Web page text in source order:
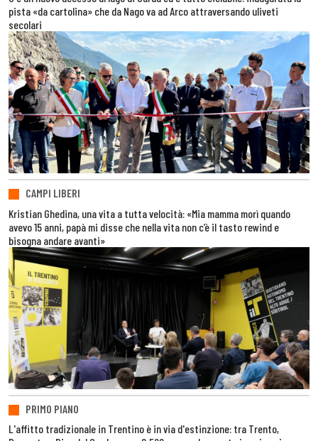
pista «da cartolina» che da Nago va ad Arco attraversando uliveti
secolari
CAMPI LIBERI
Kristian Ghedina, una vita a tutta velocità: «Mia mamma morì quando
avevo 15 anni, papà mi disse che nella vita non c’è il tasto rewind e
bisogna andare avanti»
PRIMO PIANO
L'affitto tradizionale in Trentino è in via d'estinzione: tra Trento,